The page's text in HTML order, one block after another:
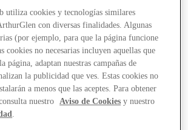
utiliza cookies y tecnologías similares
con diversas finalidades. Algunas
(por ejemplo, para que la página funcione
cookies no necesarias incluyen aquellas que
página, adaptan nuestras campañas de
la publicidad que ves. Estas cookies no
a menos que las aceptes. Para obtener
nuestro
Aviso de Cookies y nuestro
.